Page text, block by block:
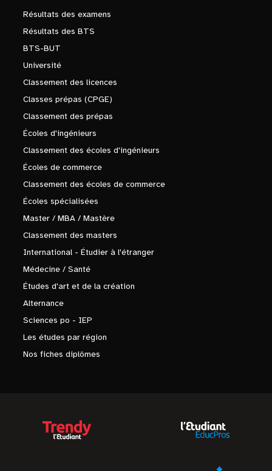
Résultats des examens
Résultats des BTS
BTS-BUT
Université
Classement des licences
Classes prépas (CPGE)
Classement des prépas
Écoles d'ingénieurs
Classement des écoles d'ingénieurs
Écoles de commerce
Classement des écoles de commerce
Écoles spécialisées
Master / MBA / Mastère
Classement des masters
International - Étudier à l'étranger
Médecine / Santé
Études d'art et de la création
Alternance
Sciences po - IEP
Les études par région
Nos fiches diplômes